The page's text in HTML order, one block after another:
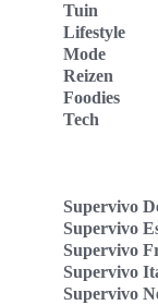
Tuin
Lifestyle
Mode
Reizen
Foodies
Tech
Supervivo
Supervivo
Supervivo
Supervivo
Supervivo